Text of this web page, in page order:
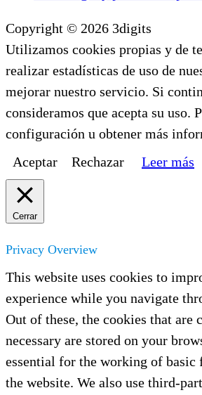
Copyright © 2026 3digits
Utilizamos cookies propias y de
realizar estadísticas de uso de
mejorar nuestro servicio. Si
consideramos que acepta su uso.
configuración u obtener más
Aceptar
Rechazar Leer más
Cerrar
Privacy Overview
This website uses cookies to
experience while you navigate
Out of these, the cookies that are
necessary are stored on your
essential for the working of
the website. We also use third-